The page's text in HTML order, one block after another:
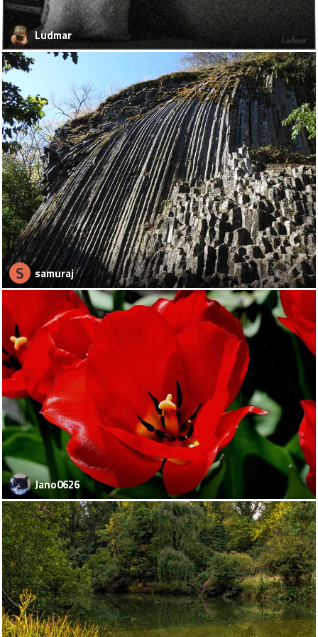
Ludmar
S samuraj
Jano0626